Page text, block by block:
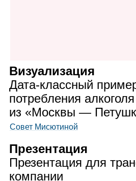
Визуализация
Дата‑классный
потребления алкоголя
из «Москвы —
Совет Мисютиной
Презентация
Презентация для
компании